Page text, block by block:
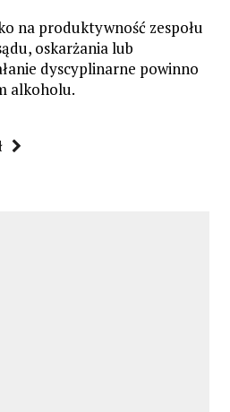
na produktywność zespołu
oskarżania lub
dyscyplinarne powinno
alkoholu.